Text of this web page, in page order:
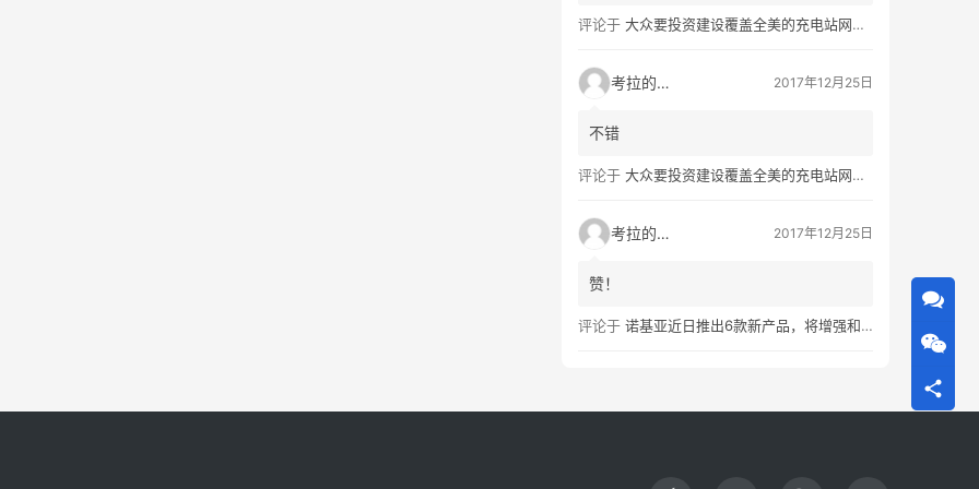
评论于 大众要投资建设覆盖全美的充电站网络，特斯拉也没闲着
考拉的生活 2017年12月25日
不错
评论于 大众要投资建设覆盖全美的充电站网络，特斯拉也没闲着
考拉的生活 2017年12月25日
赞！
评论于 诺基亚近日推出6款新产品，将增强和16家公司合作，VR领域发力明显